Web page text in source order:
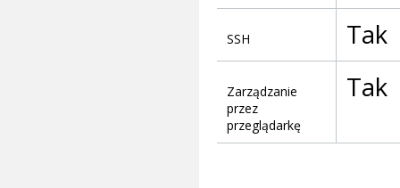
SSH Tak
Zarządzanie
przez
przeglądarkę
Tak